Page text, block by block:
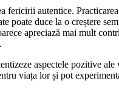
fericirii autentice.
poate duce la o creștere
apreciază mai mult
aspectele pozitive
viața lor și pot